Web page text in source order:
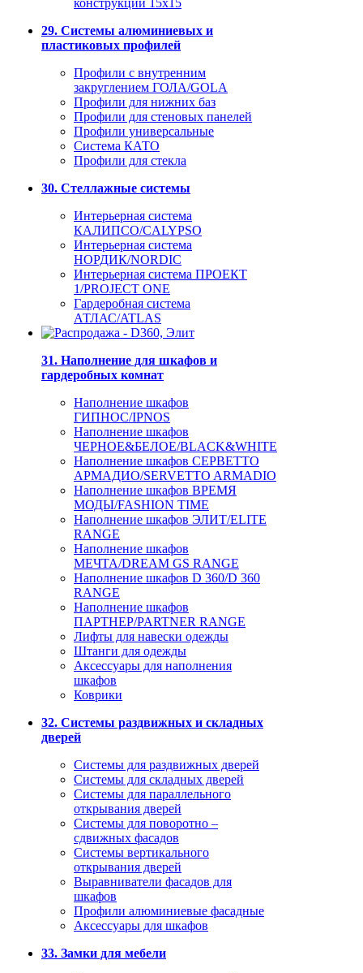
конструкций 15х15
29. Системы алюминиевых и
пластиковых профилей
Профили с внутренним
закруглением ГОЛА/GOLA
Профили для нижних баз
Профили для стеновых панелей
Профили универсальные
Система КАТО
Профили для стекла
30. Стеллажные системы
Интерьерная система
КАЛИПСО/CALYPSO
Интерьерная система
НОРДИК/NORDIC
Интерьерная система ПРОЕКТ
1/PROJECT ONE
Гардеробная система
АТЛАС/ATLAS
31. Наполнение для шкафов и
гардеробных комнат
Наполнение шкафов
ГИПНОС/IPNOS
Наполнение шкафов
ЧЕРНОЕ&БЕЛОЕ/BLACK&WHITE
Наполнение шкафов СЕРВЕТТО
АРМАДИО/SERVETTO ARMADIO
Наполнение шкафов ВРЕМЯ
МОДЫ/FASHION TIME
Наполнение шкафов ЭЛИТ/ELITE
RANGE
Наполнение шкафов
МЕЧТА/DREAM GS RANGE
Наполнение шкафов D 360/D 360
RANGE
Наполнение шкафов
ПАРТНЕР/PARTNER RANGE
Лифты для навески одежды
Штанги для одежды
Аксессуары для наполнения
шкафов
Коврики
32. Системы раздвижных и складных
дверей
Системы для раздвижных дверей
Системы для складных дверей
Системы для параллельного
открывания дверей
Системы для поворотно –
сдвижных фасадов
Системы вертикального
открывания дверей
Выравниватели фасадов для
шкафов
Профили алюминиевые фасадные
Аксессуары для шкафов
33. Замки для мебели